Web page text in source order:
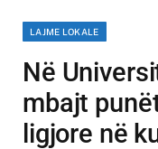
LAJME LOKALE
Në
mbajt
ligjore në